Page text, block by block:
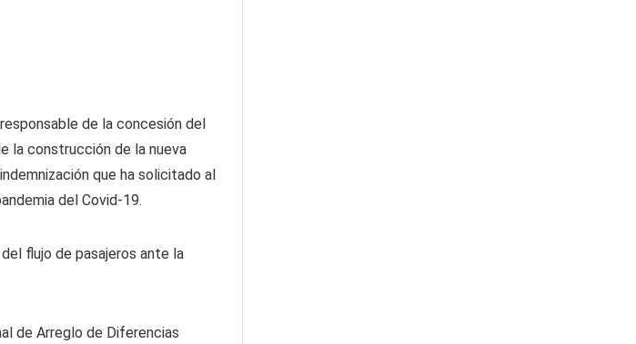
de la concesión del
la construcción de la nueva
que ha solicitado al
del Covid-19.
flujo de pasajeros ante la
de Arreglo de Diferencias